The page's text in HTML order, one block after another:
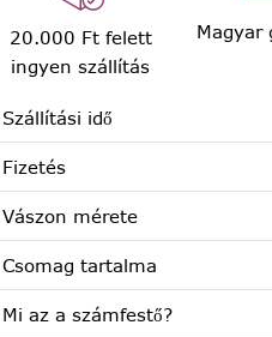
20.000 Ft felett
ingyen szállítás
Magyar
Szállítási idő
Fizetés
Vászon mérete
Csomag tartalma
Mi az a számfestő?